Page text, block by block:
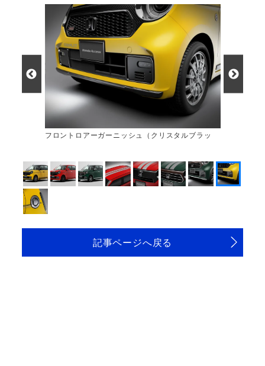
フロントロアーガーニッシュ（クリスタルブラッ
記事ページへ戻る